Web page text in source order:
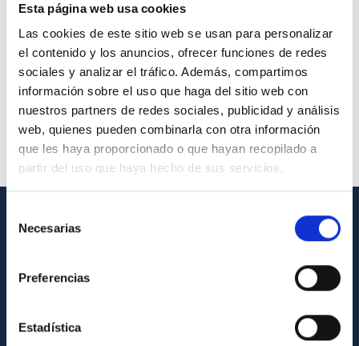
Esta página web usa cookies
Las cookies de este sitio web se usan para personalizar
el contenido y los anuncios, ofrecer funciones de redes
sociales y analizar el tráfico. Además, compartimos
información sobre el uso que haga del sitio web con
nuestros partners de redes sociales, publicidad y análisis
web, quienes pueden combinarla con otra información
que les haya proporcionado o que hayan recopilado a
partir del uso que haya hecho de sus servicios.
Necesarias
Preferencias
Estadística
GENERAL INFORMATION
List of personnel